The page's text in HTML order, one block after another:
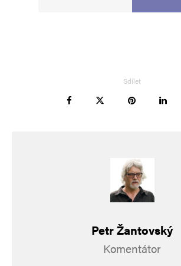
Uložit do prohlížeče jméno, e-mail a webovou
Informujte mě o nových komentářích e-mailem.
Sdílet
Petr Žantovský
Komentátor